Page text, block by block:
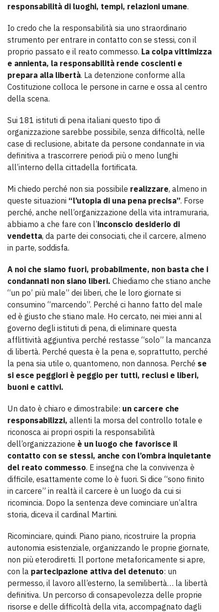
responsabilità di luoghi, tempi, relazioni umane.
Io credo che la responsabilità sia uno straordinario
strumento per entrare in contatto con se stessi, con il
proprio passato e il reato commesso. La colpa vittimizza
e annienta, la responsabilità rende coscienti e
prepara alla libertà. La detenzione conforme alla
Costituzione colloca le persone in carne e ossa al centro
della scena.
Sui 181 istituti di pena italiani questo tipo di
organizzazione sarebbe possibile, senza difficoltà, nelle
case di reclusione, abitate da persone condannate in via
definitiva a trascorrere periodi più o meno lunghi
all’interno della cittadella fortificata.
Mi chiedo perché non sia possibile realizzare, almeno in
queste situazioni “l’utopia di una pena precisa”. Forse
perché, anche nell’organizzazione della vita intramuraria,
abbiamo a che fare con l’inconscio desiderio di
vendetta, da parte dei consociati, che il carcere, almeno
in parte, soddisfa.
A noi che siamo fuori, probabilmente, non basta che i
condannati non siano liberi. Chiediamo che stiano anche
“un po’ più male” dei liberi, che le loro giornate si
consumino “marcendo”. Perché ci hanno fatto del male
ed è giusto che stiano male. Ho cercato, nei miei anni al
governo degli istituti di pena, di eliminare questa
afflittività aggiuntiva perché restasse “solo” la mancanza
di libertà. Perché questa è la pena e, soprattutto, perché
la pena sia utile o, quantomeno, non dannosa. Perché se
si esce peggiori è peggio per tutti, reclusi e liberi,
buoni e cattivi.
Un dato è chiaro e dimostrabile: un carcere che
responsabilizzi, allenti la morsa del controllo totale e
riconosca ai propri ospiti la responsabilità
dell’organizzazione è un luogo che favorisce il
contatto con se stessi, anche con l’ombra inquietante
del reato commesso. E insegna che la convivenza è
difficile, esattamente come lo è fuori. Si dice “sono finito
in carcere” in realtà il carcere è un luogo da cui si
ricomincia. Dopo la sentenza deve cominciare un’altra
storia, diceva il cardinal Martini.
Ricominciare, quindi. Piano piano, ricostruire la propria
autonomia esistenziale, organizzando le proprie giornate,
non più eterodiretti. Il portone metaforicamente si apre,
con la partecipazione attiva del detenuto: un
permesso, il lavoro all’esterno, la semilibertà… la libertà
definitiva. Un percorso di consapevolezza delle proprie
risorse e delle difficoltà della vita, accompagnato dagli